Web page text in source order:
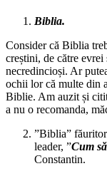
Biblia.
Consider că Biblia
creștini, de către
necredincioși. Ar
ochii lor că multe din
Biblie. Am auzit și
a nu o recomanda,
”Biblia”
leader, ”Cum
Constantin.